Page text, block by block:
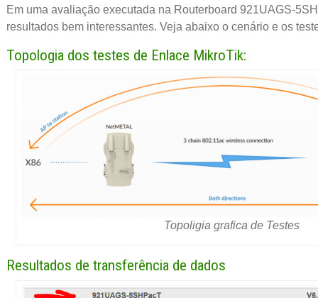
Em uma avaliação executada na Routerboard 921UAGS-
resultados bem interessantes. Veja abaixo o cenário e os
Topologia dos testes de Enlace MikroTik:
Topoligia grafica de Testes
Resultados de transferência de dados